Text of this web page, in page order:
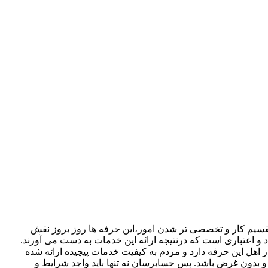
کار و تخصصی تر شدن امور،این حرفه ها روز بروز نقش
و اعتباری است که درنتیجه ارائه این خدمات به دست می آورند.
این حرفه دارد و مردم به کیفیت خدمات پیچیده ارائه شده
بدون غرض باشد. پس حسابرسان نه تنها باید واجد شرایط و